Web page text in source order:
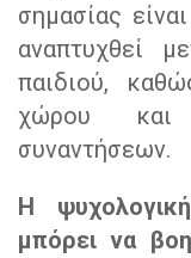
σημασίας
αναπτυχθεί
παιδιού,
χώρου και
συναντήσεων.
Η
μπόρει να